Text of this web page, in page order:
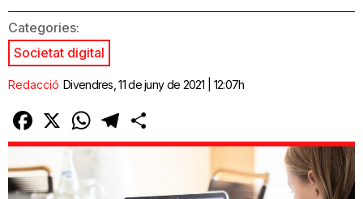
Categories:
Societat digital
Redacció Divendres, 11 de juny de 2021 | 12:07h
Facebook
X WhatsAppTelegram